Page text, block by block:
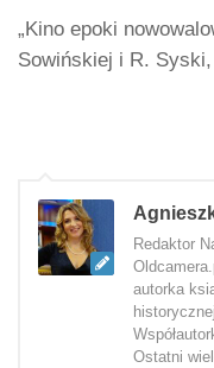
„Kino epoki
Sowińskiej i R.
Redaktor
autorka
Ostatni